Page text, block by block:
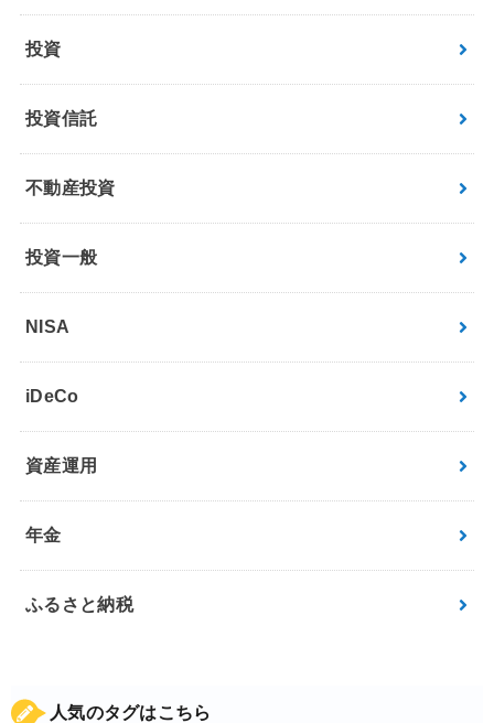
投資
投資信託
不動産投資
投資一般
NISA
iDeCo
資産運用
年金
ふるさと納税
人気のタグはこちら